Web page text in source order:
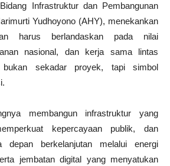
Infrastruktur dan Pembangunan
Yudhoyono (AHY), menekankan
harus berlandaskan pada nilai
nasional, dan kerja sama lintas
bukan sekadar proyek, tapi simbol
membangun infrastruktur yang
kepercayaan publik, dan
depan berkelanjutan melalui energi
jembatan digital yang menyatukan